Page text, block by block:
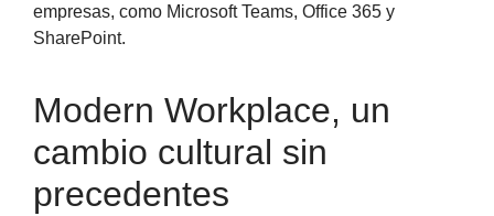
empresas, como Microsoft Teams, Office 365 y
SharePoint.
Modern Workplace, un
cambio cultural sin
precedentes